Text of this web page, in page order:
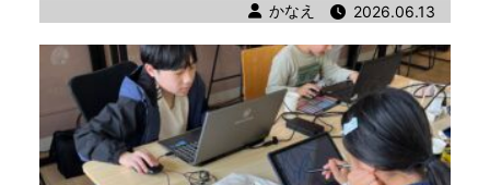
著者
かなえ 公開日時
2026.06.13